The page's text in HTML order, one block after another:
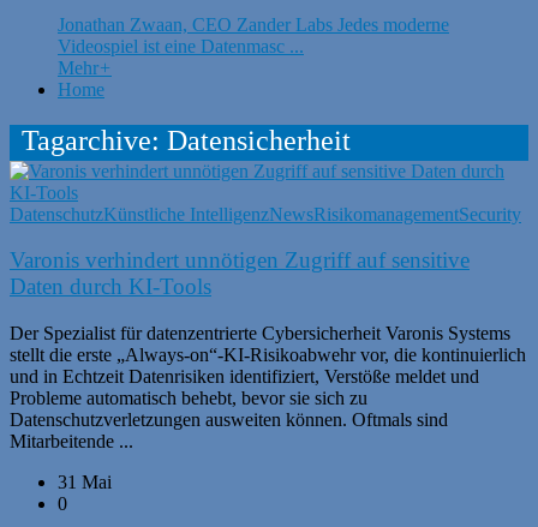
Jonathan Zwaan, CEO Zander Labs Jedes moderne
Videospiel ist eine Datenmasc ...
Mehr+
Home
Tagarchive: Datensicherheit
DatenschutzKünstliche IntelligenzNewsRisikomanagementSecurity
Varonis verhindert unnötigen Zugriff auf sensitive
Daten durch KI-Tools
Der Spezialist für datenzentrierte Cybersicherheit Varonis Systems
stellt die erste „Always-on“-KI-Risikoabwehr vor, die kontinuierlich
und in Echtzeit Datenrisiken identifiziert, Verstöße meldet und
Probleme automatisch behebt, bevor sie sich zu
Datenschutzverletzungen ausweiten können. Oftmals sind
Mitarbeitende ...
31 Mai
0